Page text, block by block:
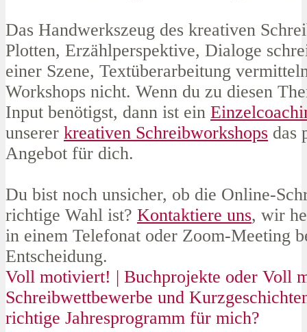
Das Handwerkszeug des kreativen
Plotten, Erzählperspektive, Dialoge
einer Szene, Textüberarbeitung
Workshops nicht. Wenn du zu diesen
Input benötigst, dann ist ein
unserer kreativen Schreibworkshops das
Angebot für dich.
Du bist noch unsicher, ob die Online-
richtige Wahl ist? Kontaktiere uns, wir
in einem Telefonat oder Zoom-Meeting
Entscheidung.
Voll motiviert! | Buchprojekte oder Voll
Schreibwettbewerbe und
richtige Jahresprogramm für mich?